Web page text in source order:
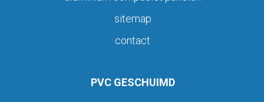
sitemap
contact
PVC GESCHUIMD